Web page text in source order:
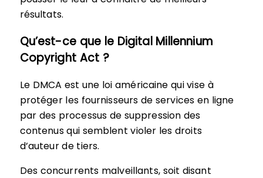
résultats.
Qu’est-ce que le Digital Millennium
Copyright Act ?
Le DMCA est une loi américaine qui vise à
protéger les fournisseurs de services en ligne
par des processus de suppression des
contenus qui semblent violer les droits
d’auteur de tiers.
Des concurrents malveillants, soit disant